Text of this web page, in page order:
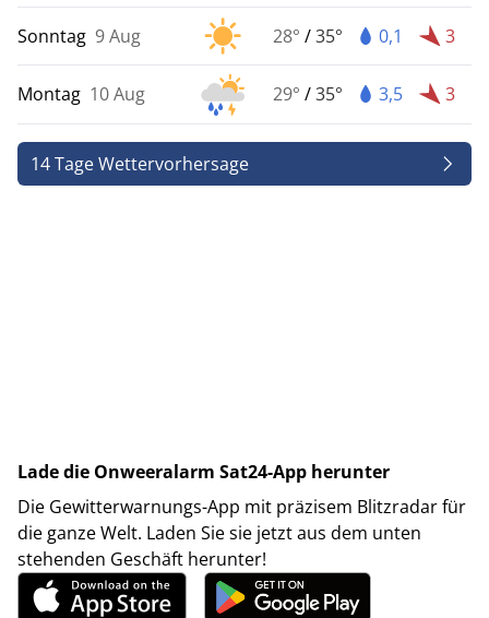
Sonntag 9 Aug 28° /35° 0,1 3
Montag 10 Aug 29° /35° 3,5 3
14 Tage Wettervorhersage
Lade die Onweeralarm Sat24-App herunter
Die Gewitterwarnungs-App mit präzisem Blitzradar für
die ganze Welt. Laden Sie sie jetzt aus dem unten
stehenden Geschäft herunter!